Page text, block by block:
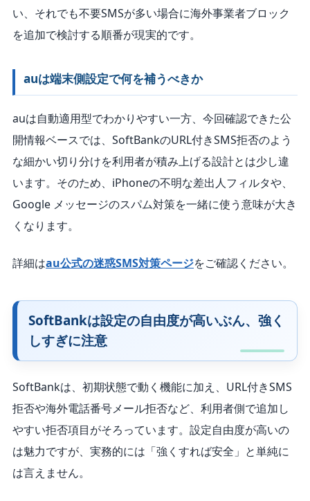
い、それでも不要SMSが多い場合に海外事業者ブロック
を追加で検討する順番が現実的です。
auは端末側設定で何を補うべきか
auは自動適用型でわかりやすい一方、今回確認できた公
開情報ベースでは、SoftBankのURL付きSMS拒否のよう
な細かい切り分けを利用者が積み上げる設計とは少し違
います。そのため、iPhoneの不明な差出人フィルタや、
Google メッセージのスパム対策を一緒に使う意味が大き
くなります。
詳細はau公式の迷惑SMS対策ページをご確認ください。
SoftBankは設定の自由度が高いぶん、強く
しすぎに注意
SoftBankは、初期状態で動く機能に加え、URL付きSMS
拒否や海外電話番号メール拒否など、利用者側で追加し
やすい拒否項目がそろっています。設定自由度が高いの
は魅力ですが、実務的には「強くすれば安全」と単純に
は言えません。